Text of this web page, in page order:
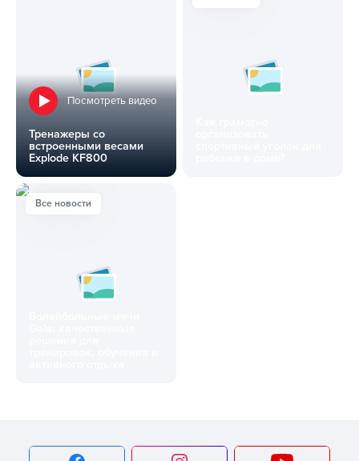
Посмотреть видео
Тренажеры со
встроенными весами
Explode KF800
Тренажеры со встроенными весами Explode KF800
Все новости